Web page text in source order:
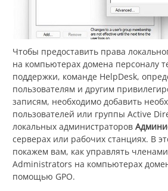
Чтобы предоставить права
на компьютерах домена персоналу
поддержки, команде HelpDesk,
пользователям и другим
записям, необходимо добавить
пользователей или группы Active
локальных администраторов
серверах или рабочих станциях. В
покажем вам, как управлять
Administrators на компьютерах
помощью GPO.